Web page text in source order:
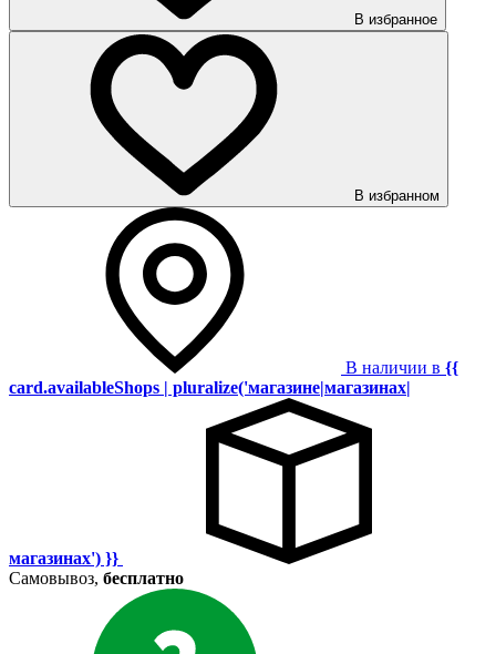
В избранное
В избранном
В наличии в {{
card.availableShops | pluralize('магазине|магазинах|
магазинах') }}
Самовывоз, бесплатно